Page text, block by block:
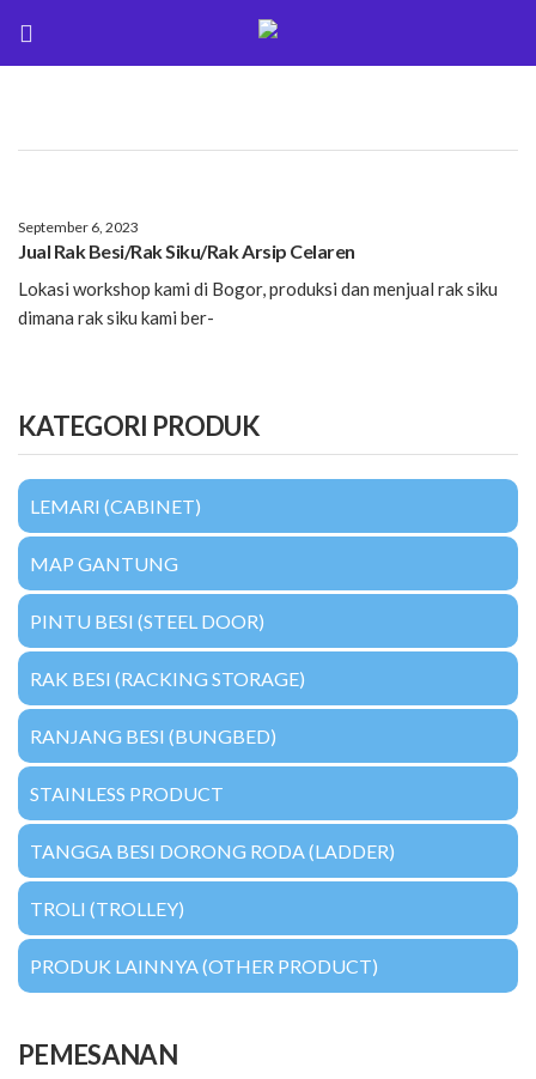
September 6, 2023
Jual Rak Besi/Rak Siku/Rak Arsip Celaren
Lokasi workshop kami di Bogor, produksi dan menjual rak siku
dimana rak siku kami ber-
KATEGORI PRODUK
LEMARI (CABINET)
MAP GANTUNG
PINTU BESI (STEEL DOOR)
RAK BESI (RACKING STORAGE)
RANJANG BESI (BUNGBED)
STAINLESS PRODUCT
TANGGA BESI DORONG RODA (LADDER)
TROLI (TROLLEY)
PRODUK LAINNYA (OTHER PRODUCT)
PEMESANAN